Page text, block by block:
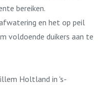
bereiken.
en het op peil
voldoende duikers aan te
Holtland in 's-